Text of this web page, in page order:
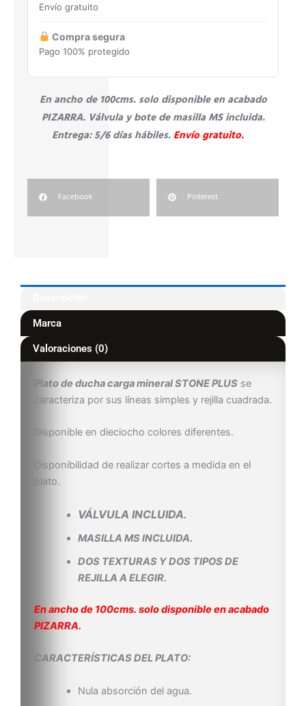
Envío gratuito
Compra segura
Pago 100% protegido
En ancho de 100cms. solo disponible en acabado
PIZARRA. Válvula y bote de masilla MS incluida.
Entrega: 5/6 días hábiles. Envío gratuito.
Facebook Pinterest
Marca
Valoraciones (0)
Plato de ducha carga mineral STONE PLUS se
caracteriza por sus líneas simples y rejilla cuadrada.
Disponible en dieciocho colores diferentes.
Disponibilidad de realizar cortes a medida en el
plato.
VÁLVULA INCLUIDA.
MASILLA MS INCLUIDA.
DOS TEXTURAS Y DOS TIPOS DE
REJILLA A ELEGIR.
En ancho de 100cms. solo disponible en acabado
PIZARRA.
CARACTERÍSTICAS DEL PLATO:
Nula absorción del agua.